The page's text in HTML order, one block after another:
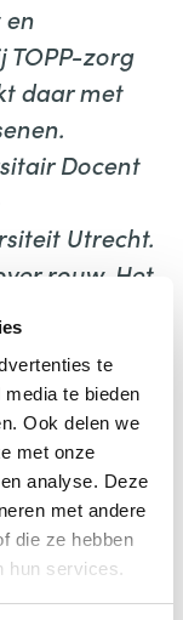
te
te bieden
Ook delen we
met onze
analyse. Deze
met andere
die ze hebben
hun services.
zorg
daar met
Docent
Utrecht.
rouw, Het
gezinnen
te
In
en het
Het is